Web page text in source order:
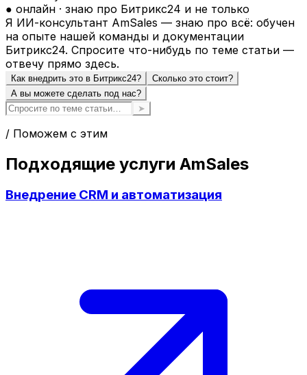
● онлайн · знаю про Битрикс24 и не только
Я ИИ-консультант AmSales — знаю про всё: обучен
на опыте нашей команды и документации
Битрикс24. Спросите что-нибудь по теме статьи —
отвечу прямо здесь.
Как внедрить это в Битрикс24?
Сколько это стоит?
А вы можете сделать под нас?
➤
/ Поможем с этим
Подходящие услуги AmSales
Внедрение CRM и автоматизация